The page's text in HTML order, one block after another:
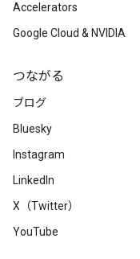
Accelerators
Google Cloud & NVIDIA
つながる
ブログ
Bluesky
Instagram
LinkedIn
X（Twitter）
YouTube